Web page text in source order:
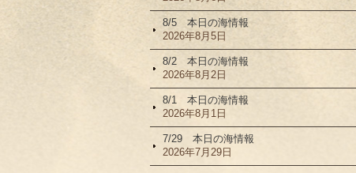
8/5 本日の海情報
2026年8月5日
8/2 本日の海情報
2026年8月2日
8/1 本日の海情報
2026年8月1日
7/29 本日の海情報
2026年7月29日